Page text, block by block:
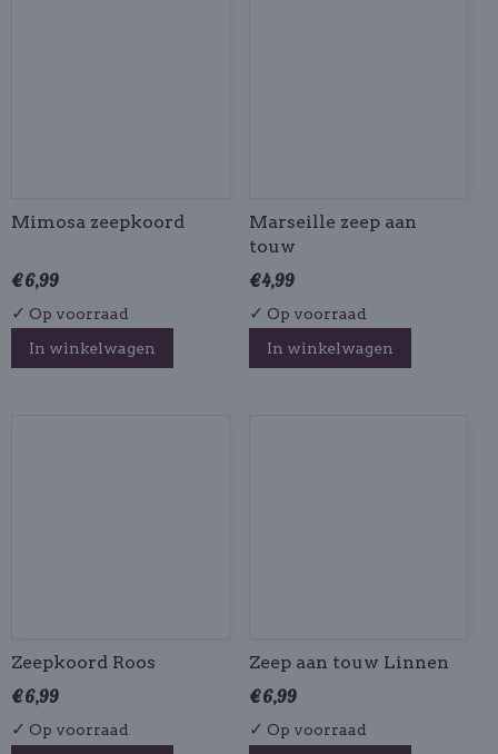
Mimosa zeepkoord
€ 6,99
✓ Op voorraad
In winkelwagen
Marseille zeep aan
touw
€ 4,99
✓ Op voorraad
In winkelwagen
Zeepkoord Roos
€ 6,99
✓ Op voorraad
Zeep aan touw Linnen
€ 6,99
✓ Op voorraad